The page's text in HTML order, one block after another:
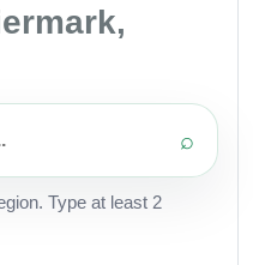
⌕
Type at least 2